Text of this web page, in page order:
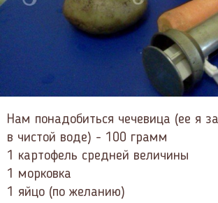
Нам понадобиться чечевица (ее я
в чистой воде) - 100 грамм
1 картофель средней величины
1 морковка
1 яйцо (по желанию)